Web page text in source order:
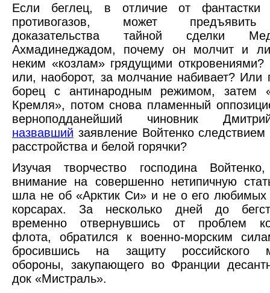
Если беглец, в отличие от фантастки
противогазов, может
доказательства тайной сделки
Ахмадинеджадом, почему он молчит и
неким «козлам» грядущими
или, наоборот, за молчание набивает?
борец с антинародным режимом, затем
Кремля», потом снова пламенный
верноподданейший чиновник
назвавший заявление Войтенко следствием
расстройства и белой горячки?
Изучая творчество господина
внимание на совершенно нетипичную
шла не об «Арктик Си» и не о его любимых
корсарах. За несколько дней до
временно отвернувшись от проблем
флота, обратился к военно-морским
бросившись на защиту российского
обороны, закупающего во Франции
док «Мистраль».